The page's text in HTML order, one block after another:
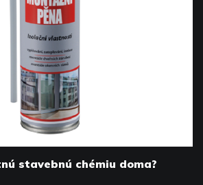
stavebnú chémiu doma?